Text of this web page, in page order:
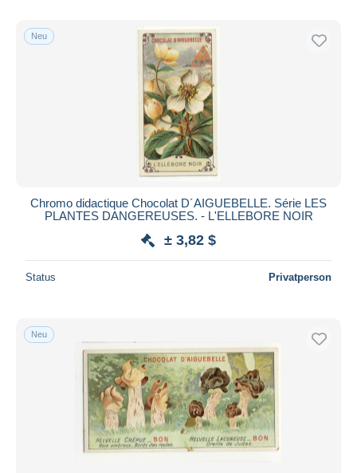
Neu
Chromo didactique Chocolat D´AIGUEBELLE. Série LES
PLANTES DANGEREUSES. - L'ELLEBORE NOIR
± 3,82 $
Status Privatperson
Neu